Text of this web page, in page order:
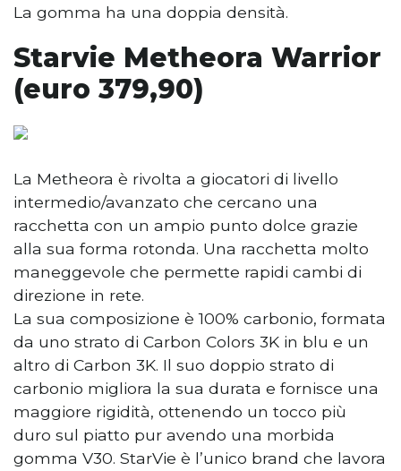
La gomma ha una doppia densità.
Starvie Metheora Warrior
(euro 379,90)
La Metheora è rivolta a giocatori di livello
intermedio/avanzato che cercano una
racchetta con un ampio punto dolce grazie
alla sua forma rotonda. Una racchetta molto
maneggevole che permette rapidi cambi di
direzione in rete.
La sua composizione è 100% carbonio, formata
da uno strato di Carbon Colors 3K in blu e un
altro di Carbon 3K. Il suo doppio strato di
carbonio migliora la sua durata e fornisce una
maggiore rigidità, ottenendo un tocco più
duro sul piatto pur avendo una morbida
gomma V30. StarVie è l’unico brand che lavora